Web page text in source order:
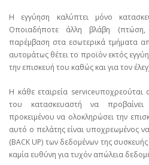
Η εγγύηση καλύπτει μόνο
Οποιαδήποτε άλλη βλάβη (πτώση,
παρέμβαση στα εσωτερικά τμήματα
αυτομάτως θέτει το προϊόν εκτός
την επισκευή του καθώς και για τον
Η κάθε εταιρεία
του κατασκευαστή να προβαίνει
προκειμένου να ολοκληρώσει την
αυτό ο πελάτης είναι υποχρεωμένος
(BACK UP) των δεδομένων της
καμία ευθύνη για τυχόν απώλεια